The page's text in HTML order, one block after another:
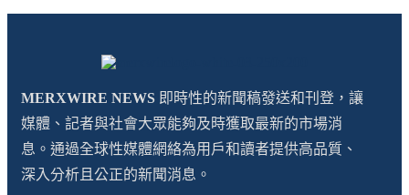
MERXWIRE NEWS 即時性的新聞稿發送和刊登，讓
媒體、記者與社會大眾能夠及時獲取最新的市場消
息。通過全球性媒體網絡為用戶和讀者提供高品質、
深入分析且公正的新聞消息。